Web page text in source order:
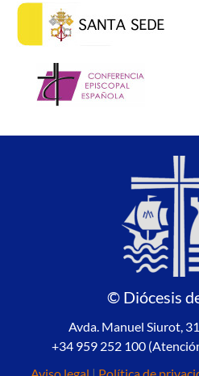
© Diócesis
Avda. Manuel Siurot,
+34 959 252 100